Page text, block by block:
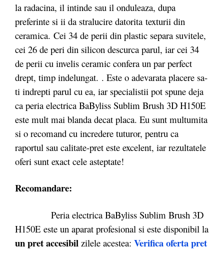
la radacina, il intinde sau il onduleaza, dupa
preferinte si ii da stralucire datorita texturii din
ceramica. Cei 34 de perii din plastic separa suvitele,
cei 26 de peri din silicon descurca parul, iar cei 34
de perii cu invelis ceramic confera un par perfect
drept, timp indelungat. . Este o adevarata placere sa-
ti indrepti parul cu ea, iar specialistii pot spune deja
ca peria electrica BaByliss Sublim Brush 3D H150E
este mult mai blanda decat placa. Eu sunt multumita
si o recomand cu incredere tuturor, pentru ca
raportul sau calitate-pret este excelent, iar rezultatele
oferi sunt exact cele asteptate!
Recomandare:
Peria electrica BaByliss Sublim Brush 3D
H150E este un aparat profesional si este disponibil la
un pret accesibil zilele acestea: Verifica oferta pret